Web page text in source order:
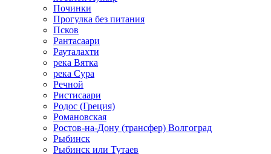
Починки
Прогулка без питания
Псков
Рантасаари
Рауталахти
река Вятка
река Сура
Речной
Ристисаари
Родос (Греция)
Романовская
Ростов-на-Дону (трансфер) Волгоград
Рыбинск
Рыбинск или Тутаев